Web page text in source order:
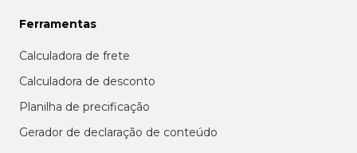
Ferramentas
Calculadora de frete
Calculadora de desconto
Planilha de precificação
Gerador de declaração de conteúdo